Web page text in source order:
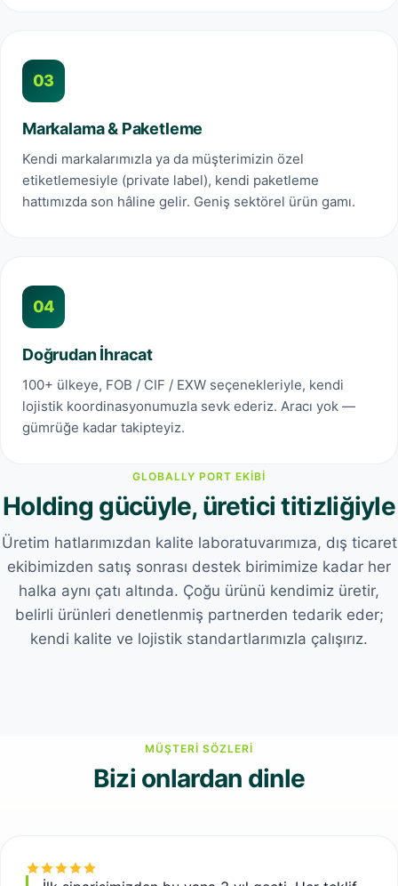
03
Markalama & Paketleme
Kendi markalarımızla ya da müşterimizin özel
etiketlemesiyle (private label), kendi paketleme
hattımızda son hâline gelir. Geniş sektörel ürün gamı.
04
Doğrudan İhracat
100+ ülkeye, FOB / CIF / EXW seçenekleriyle, kendi
lojistik koordinasyonumuzla sevk ederiz. Aracı yok —
gümrüğe kadar takipteyiz.
GLOBALLY PORT EKIBI
Holding gücüyle, üretici titizliğiyle
Üretim hatlarımızdan kalite laboratuvarımıza, dış ticaret
ekibimizden satış sonrası destek birimimize kadar her
halka aynı çatı altında. Çoğu ürünü kendimiz üretir,
belirli ürünleri denetlenmiş partnerden tedarik eder;
kendi kalite ve lojistik standartlarımızla çalışırız.
MÜŞTERI SÖZLERI
Bizi onlardan dinle